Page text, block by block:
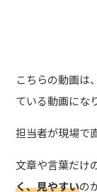
こちらの動画は
ている動画にな
担当者が現場で
文章や言葉だけ
く、見やすいの